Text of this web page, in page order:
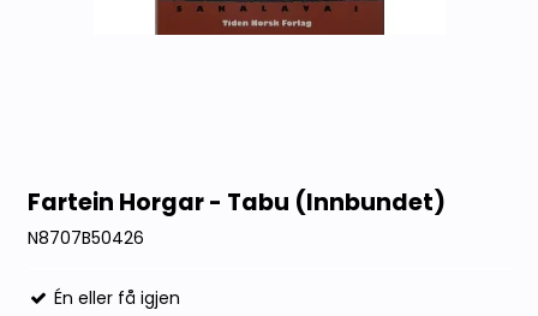
Fartein Horgar - Tabu (Innbundet)
N8707B50426
Én eller få igjen